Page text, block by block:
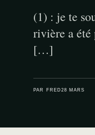
(1) : je te
rivière a été
[…]
PAR FRED 28 MARS